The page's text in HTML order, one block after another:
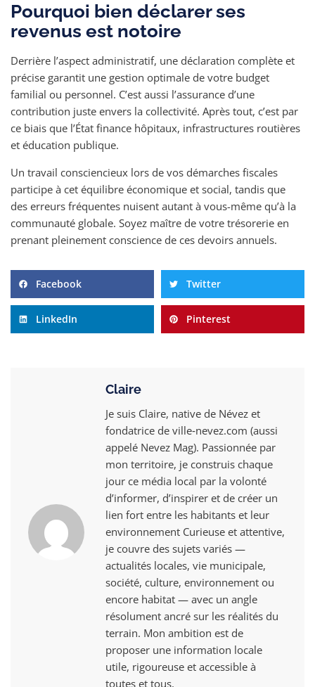
Pourquoi bien déclarer ses
revenus est notoire
Derrière l’aspect administratif, une déclaration complète et
précise garantit une gestion optimale de votre budget
familial ou personnel. C’est aussi l’assurance d’une
contribution juste envers la collectivité. Après tout, c’est par
ce biais que l’État finance hôpitaux, infrastructures routières
et éducation publique.
Un travail consciencieux lors de vos démarches fiscales
participe à cet équilibre économique et social, tandis que
des erreurs fréquentes nuisent autant à vous-même qu’à la
communauté globale. Soyez maître de votre trésorerie en
prenant pleinement conscience de ces devoirs annuels.
Facebook Twitter
LinkedIn Pinterest
Claire
Je suis Claire, native de Névez et
fondatrice de ville‑nevez.com (aussi
appelé Nevez Mag). Passionnée par
mon territoire, je construis chaque
jour ce média local par la volonté
d’informer, d’inspirer et de créer un
lien fort entre les habitants et leur
environnement Curieuse et attentive,
je couvre des sujets variés —
actualités locales, vie municipale,
société, culture, environnement ou
encore habitat — avec un angle
résolument ancré sur les réalités du
terrain. Mon ambition est de
proposer une information locale
utile, rigoureuse et accessible à
toutes et tous.